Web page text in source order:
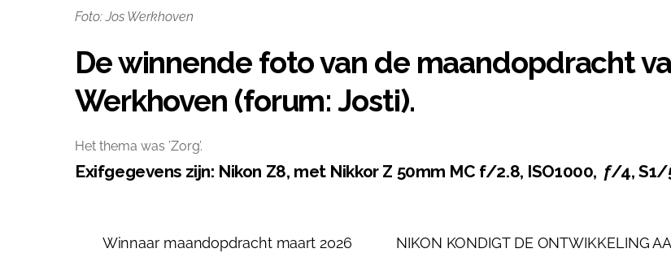
Foto: Jos Werkhoven
De winnende foto van de maandopdracht
Werkhoven (forum: Josti).
Het thema was ’Zorg’.
Exifgegevens zijn: Nikon Z8, met Nikkor Z 50mm MC f/2.8, ISO1000,f/4, S1/
Winnaar maandopdracht maart 2026 NIKON KONDIGT DE ONTWIKKELING